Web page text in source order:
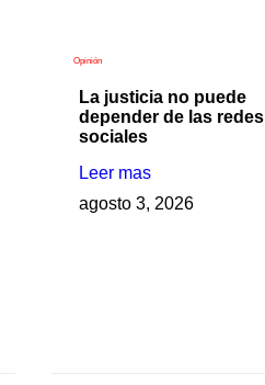
Opinión
La justicia no puede
depender de las redes
sociales
Leer mas
agosto 3, 2026